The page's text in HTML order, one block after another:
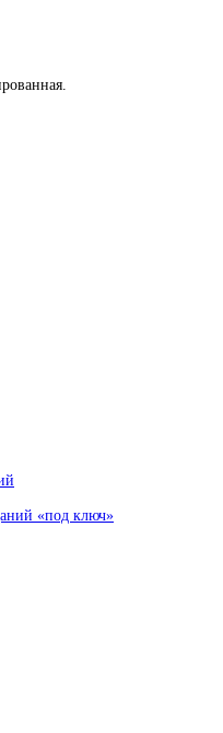
«под ключ»